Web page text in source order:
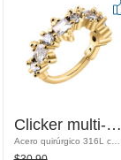
Clicker multi-purpose (acero quirúrgico, chapado en oro, acabado brillante) con brillantes
Acero quirúrgico 316L chapado en oro/Latón chapado en oro
$30,90
Clicker multi-purpose (acero quirúrgico, chapado en oro, acabado brillante) con brillantes
Acero quirúrgico 316L chapado en oro/Latón chapado en oro